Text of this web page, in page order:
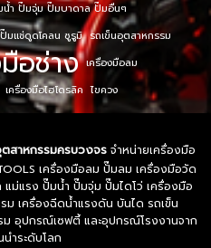
น้ำ ปั๊มจุ่ม ปั๊มบาดาล ปั๊มอื่นๆ
ปั๊มแช่ดูดโคลน ซูรูมิ รถเข็นอุตสาหกรรม
อช่าง เครื่องมือลม
เครื่องมือไฮโดรลิค ไขควง
สาหกรรมครบวงจรจำหน่ายเครื่องมือ
เครื่องมือลม ปั๊มลม เครื่องมือวัด
ม่แรง ปั๊มน้ำ ปั๊มจุ่ม ปั๊มไดโว่ เครื่องมือ
เครื่องฉีดน้ำแรงดัน บันได รถเข็น
อุปกรณ์เซฟตี้ และอุปกรณ์โรงงานจาก
ำระดับโลก